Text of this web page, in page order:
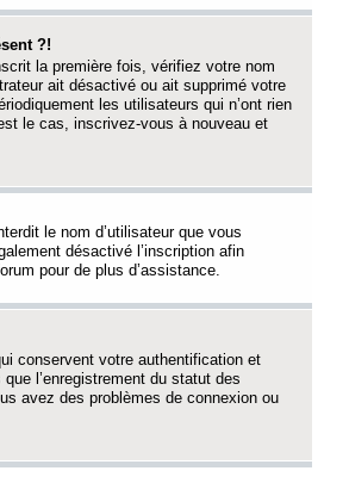
?!
la première fois, vérifiez votre nom
ait désactivé ou ait supprimé votre
les utilisateurs qui n’ont rien
le cas, inscrivez-vous à nouveau et
le nom d’utilisateur que vous
désactivé l’inscription afin
pour de plus d’assistance.
conservent votre authentification et
l’enregistrement du statut des
avez des problèmes de connexion ou